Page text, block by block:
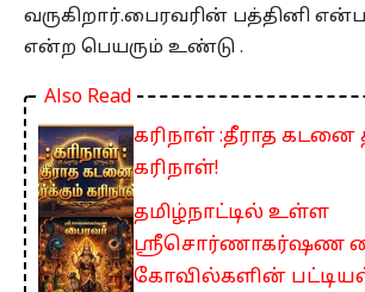
வருகிறார்.பைரவரின் பத்தினி
என்ற பெயரும் உண்டு .
Also Read
கரிநாள் :தீராத கடனை
கரிநாள்!
தமிழ்நாட்டில் உள்ள
ஸ்ரீசொர்ணாகர்ஷண
கோவில்களின்